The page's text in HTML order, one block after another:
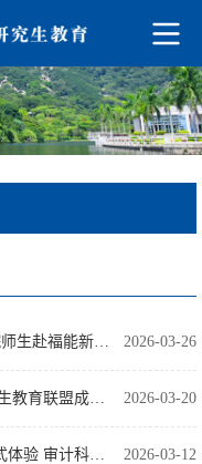
2026-03-26
数智化赋能发展 促融合助力提质——学院师生赴福能新能源开展专题调研
2026-03-20
学院应邀出席全国审计博士专业学位研究生教育联盟成立大会暨首届审计博士教育高质量发展论坛
2026-03-12
走进天健财智│学院审计专业博士生沉浸式体验 审计科技前沿应用